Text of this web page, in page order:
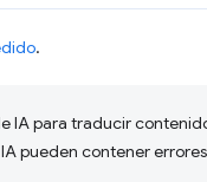
.
IA para traducir
pueden contener